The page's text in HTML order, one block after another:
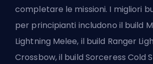
completare le missioni. I migliori
per principianti includono il build
Lightning Melee, il build Ranger
Crossbow, il build Sorceress Cold